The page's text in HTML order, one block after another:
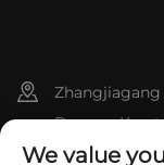
Zhangjiagang
Dengan
We value